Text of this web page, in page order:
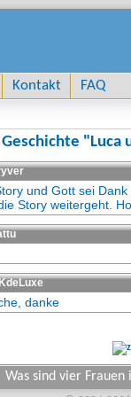
Kontakt FAQ
Geschichte "Luca
und Gott sei
Story weitergeht.
danke
Was sind vier